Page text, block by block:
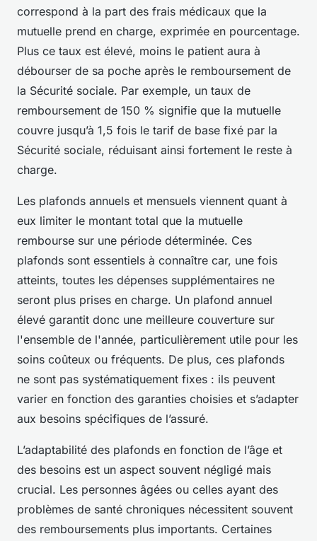
correspond à la part des frais médicaux que la
mutuelle prend en charge, exprimée en pourcentage.
Plus ce taux est élevé, moins le patient aura à
débourser de sa poche après le remboursement de
la Sécurité sociale. Par exemple, un taux de
remboursement de 150 % signifie que la mutuelle
couvre jusqu’à 1,5 fois le tarif de base fixé par la
Sécurité sociale, réduisant ainsi fortement le reste à
charge.
Les plafonds annuels et mensuels viennent quant à
eux limiter le montant total que la mutuelle
rembourse sur une période déterminée. Ces
plafonds sont essentiels à connaître car, une fois
atteints, toutes les dépenses supplémentaires ne
seront plus prises en charge. Un plafond annuel
élevé garantit donc une meilleure couverture sur
l'ensemble de l'année, particulièrement utile pour les
soins coûteux ou fréquents. De plus, ces plafonds
ne sont pas systématiquement fixes : ils peuvent
varier en fonction des garanties choisies et s’adapter
aux besoins spécifiques de l’assuré.
L’adaptabilité des plafonds en fonction de l’âge et
des besoins est un aspect souvent négligé mais
crucial. Les personnes âgées ou celles ayant des
problèmes de santé chroniques nécessitent souvent
des remboursements plus importants. Certaines